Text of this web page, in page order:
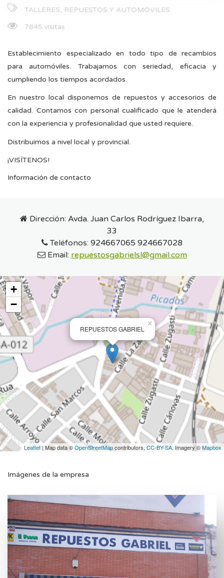
TALLERES, REPUESTOS Y AUTOMÓVILES
7845 visitas
Establecimiento especializado en todo tipo de recambios
para automóviles. Trabajamos con seriedad, eficacia y
cumpliendo los tiempos acordados.
En nuestro local disponemos de repuestos y accesorios de
calidad. Contamos con personal cualificado que le atenderá
con la experiencia y profesionalidad que usted requiere.
Distribuimos a nivel local y provincial.
¡VISÍTENOS!
Información de contacto
Dirección: Avda. Juan Carlos Rodríguez Ibarra,
33
Teléfonos: 924667065 924667028
Email: repuestosgabrielsl@gmail.com
REPUESTOS GABRIEL
×
+
−
Leaflet | Map data ©OpenStreetMapcontributors, CC-BY-SA, Imagery ©Mapbox
Imágenes de la empresa